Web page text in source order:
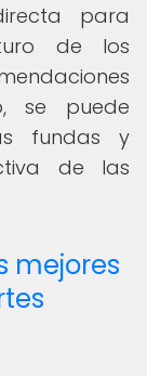
para
de los
se puede
fundas y
de las
mejores